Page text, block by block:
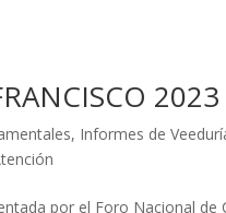
2023
, Informes de
por el Foro Nacional de